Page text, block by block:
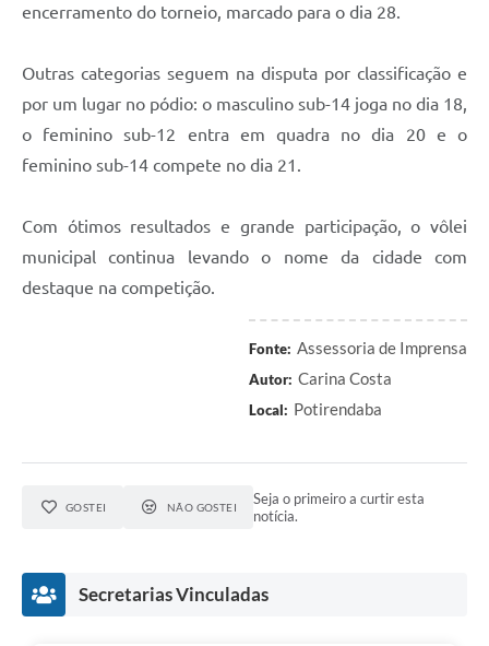
encerramento do torneio, marcado para o dia 28.
Outras categorias seguem na disputa por classificação e
por um lugar no pódio: o masculino sub-14 joga no dia 18,
o feminino sub-12 entra em quadra no dia 20 e o
feminino sub-14 compete no dia 21.
Com ótimos resultados e grande participação, o vôlei
municipal continua levando o nome da cidade com
destaque na competição.
Fonte: Assessoria de Imprensa
Autor: Carina Costa
Local: Potirendaba
GOSTEI NÃO GOSTEI
Seja o primeiro a curtir esta
notícia.
Secretarias Vinculadas